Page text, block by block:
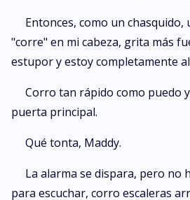
Entonces, como un chasquido,
"corre" en mi cabeza, grita más
estupor y estoy completamente
Corro tan rápido como puedo
puerta principal.
Qué tonta, Maddy.
La alarma se dispara, pero no
para escuchar, corro escaleras